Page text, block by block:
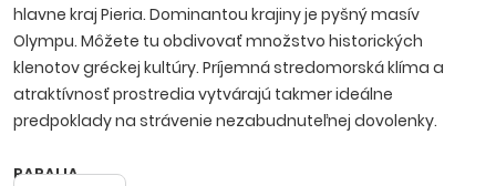
hlavne kraj Pieria. Dominantou krajiny je pyšný masív
Olympu. Môžete tu obdivovať množstvo historických
klenotov gréckej kultúry. Príjemná stredomorská klíma a
atraktívnosť prostredia vytvárajú takmer ideálne
predpoklady na strávenie nezabudnuteľnej dovolenky.
PARALIA